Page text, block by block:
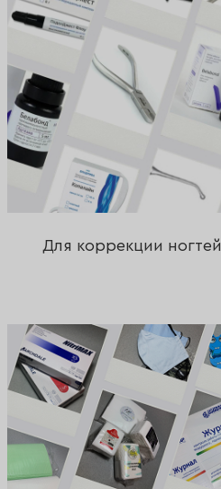
Для коррекции ногтей